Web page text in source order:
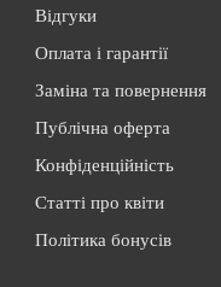
Відгуки
Оплата і гарантії
Заміна та повернення
Публічна оферта
Конфіденційність
Статті про квіти
Політика бонусів